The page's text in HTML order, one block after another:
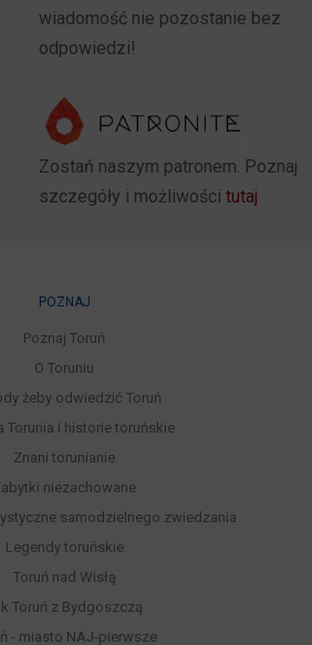
wiadomość nie pozostanie bez
odpowiedzi!
Zostań naszym patronem. Poznaj
szczegóły i możliwości tutaj
POZNAJ
Poznaj Toruń
O Toruniu
żeby odwiedzić Toruń
Torunia i historie toruńskie
Znani torunianie
niezachowane
samodzielnego zwiedzania
Legendy toruńskie
Toruń nad Wisłą
Toruń z Bydgoszczą
- miasto NAJ-pierwsze